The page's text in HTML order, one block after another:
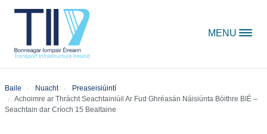
MENU
Baile Nuacht
Preaseisiúintí
Achoimre ar Thrácht Seachtainiúil Ar Fud Ghréasán Náisiúnta Bóithre BIÉ –
Seachtain dar Críoch 15 Bealtaine